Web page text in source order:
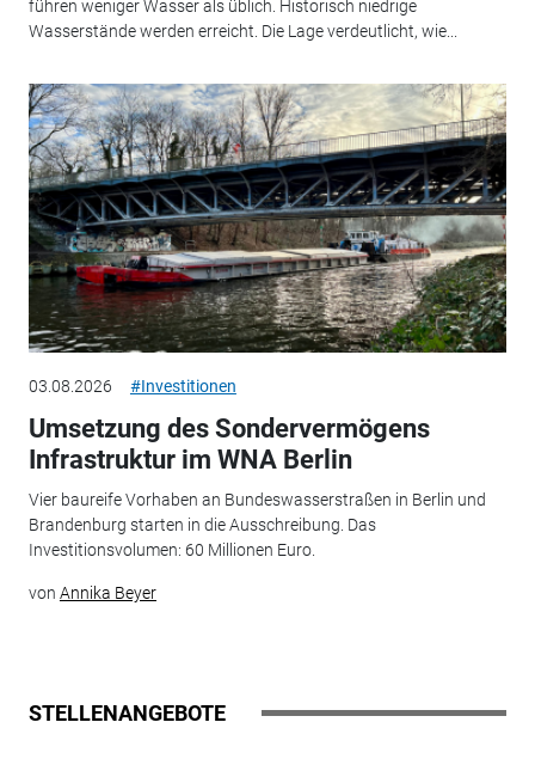
führen weniger Wasser als üblich. Historisch niedrige
Wasserstände werden erreicht. Die Lage verdeutlicht, wie...
03.08.2026 #Investitionen
Umsetzung des Sondervermögens
Infrastruktur im WNA Berlin
Vier baureife Vorhaben an Bundeswasserstraßen in Berlin und
Brandenburg starten in die Ausschreibung. Das
Investitionsvolumen: 60 Millionen Euro.
von Annika Beyer
STELLENANGEBOTE